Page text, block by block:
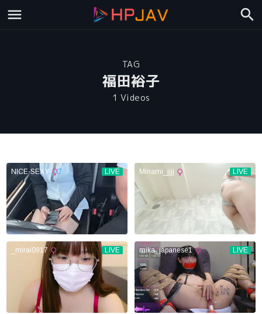
TAG
福田裕子
1 Videos